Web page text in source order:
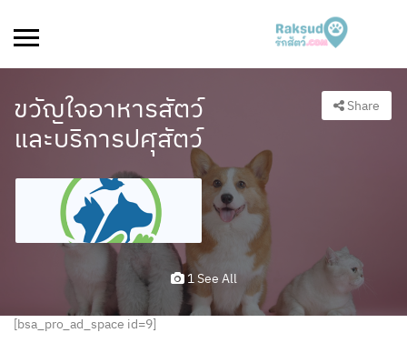
ขวัญใจอาหารสัตว์
และบริการปศุสัตว์
Share
1 See All
[bsa_pro_ad_space id=9]